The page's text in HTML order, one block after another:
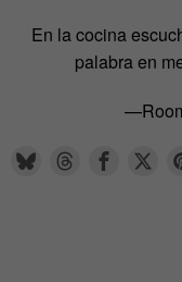
En la cocina
palabra en